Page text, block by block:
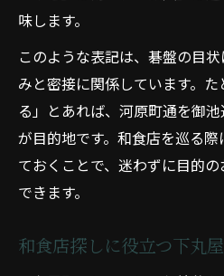
味します。
このような表記は、碁盤の目
みと密接に関係しています。
る」とあれば、河原町通を御
が目的地です。和食店を巡る
ておくことで、迷わずに目的
できます。
和食店探しに役立つ下丸